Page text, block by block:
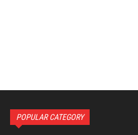
POPULAR CATEGORY